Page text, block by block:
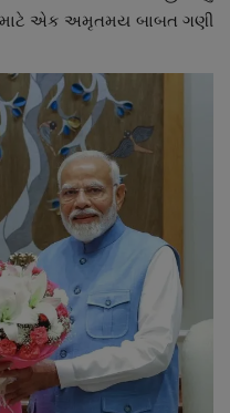
માટે એક અમૃતમય બાબત ગણી